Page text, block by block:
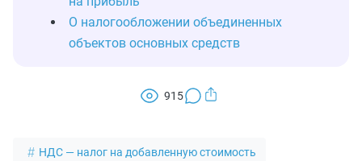
О налогообложении объединенных
объектов основных средств
915
НДС — налог на добавленную стоимость